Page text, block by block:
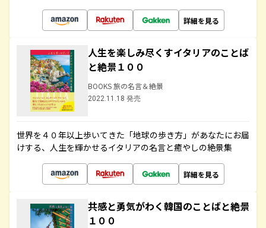
詳細を見る
人生を楽しみ尽くすイタリアのことば
と絶景１００
BOOKS 旅の名言＆絶景
2022.11.18 発売
世界を４０年以上歩いてきた「地球の歩き方」があなたにお届
けする、人生を輝かせるイタリアの名言と癒やしの絶景集
詳細を見る
共感と勇気がわく韓国のことばと絶景
１００